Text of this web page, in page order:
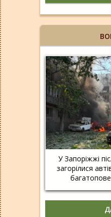
У Запоріжжі
загорілися